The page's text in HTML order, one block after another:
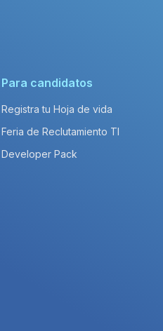
Para candidatos
Registra tu Hoja de vida
Feria de Reclutamiento TI
Developer Pack